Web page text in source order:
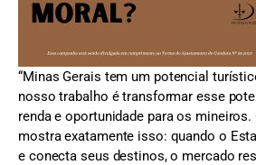
“Minas Gerais tem um potencial
nosso trabalho é transformar esse
renda e oportunidade para os mineiros.
mostra exatamente isso: quando o
e conecta seus destinos, o mercado